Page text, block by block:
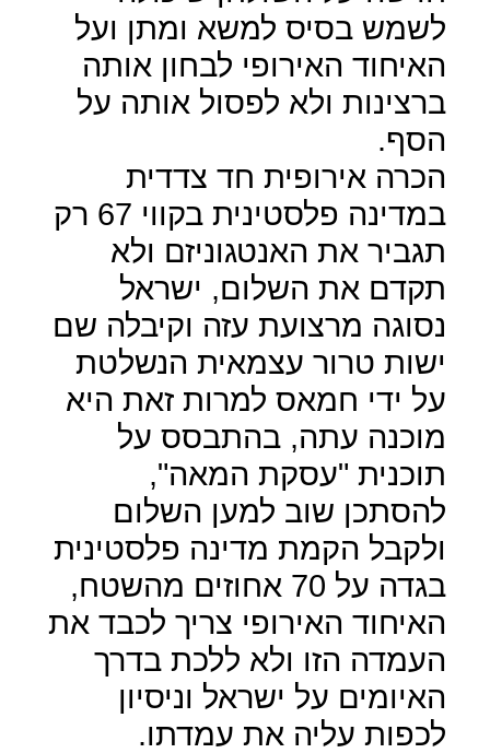
לשמש בסיס למשא ומתן ועל
האיחוד האירופי לבחון אותה
ברצינות ולא לפסול אותה על
הסף.
הכרה אירופית חד צדדית
במדינה פלסטינית בקווי 67 רק
תגביר את האנטגוניזם ולא
תקדם את השלום, ישראל
נסוגה מרצועת עזה וקיבלה שם
ישות טרור עצמאית הנשלטת
על ידי חמאס למרות זאת היא
מוכנה עתה, בהתבסס על
תוכנית "עסקת המאה",
להסתכן שוב למען השלום
ולקבל הקמת מדינה פלסטינית
בגדה על 70 אחוזים מהשטח,
האיחוד האירופי צריך לכבד את
העמדה הזו ולא ללכת בדרך
האיומים על ישראל וניסיון
לכפות עליה את עמדתו.